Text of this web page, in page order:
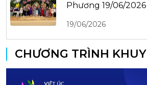
Phương 19/06/2026
19/06/2026
CHƯƠNG TRÌNH